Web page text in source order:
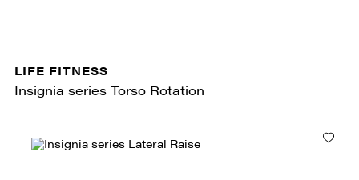
LIFE FITNESS
Insignia series Torso Rotation